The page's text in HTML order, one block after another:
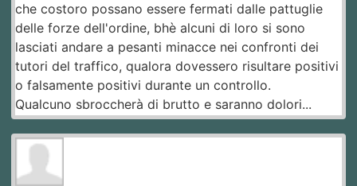
che costoro possano essere fermati dalle pattuglie
delle forze dell'ordine, bhè alcuni di loro si sono
lasciati andare a pesanti minacce nei confronti dei
tutori del traffico, qualora dovessero risultare positivi
o falsamente positivi durante un controllo.
Qualcuno sbroccherà di brutto e saranno dolori...